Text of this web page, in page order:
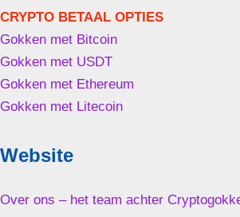
CRYPTO BETAAL OPTIES
Gokken met Bitcoin
Gokken met USDT
Gokken met Ethereum
Gokken met Litecoin
Website
Over ons – het team achter